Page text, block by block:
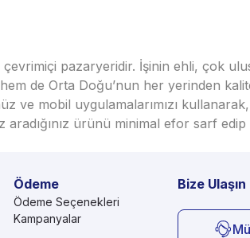
pazaryeridir. İşinin ehli, çok
de Orta Doğu’nun her yerinden
mobil uygulamalarımızı kullanarak,
ürünü minimal efor sarf
Ödeme
Ödeme Seçenekleri
Kampanyalar
Bize Ulaşın